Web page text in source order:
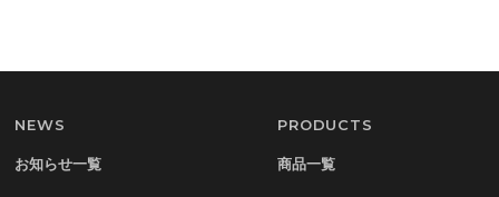
NEWS
お知らせ一覧
PRODUCTS
商品一覧